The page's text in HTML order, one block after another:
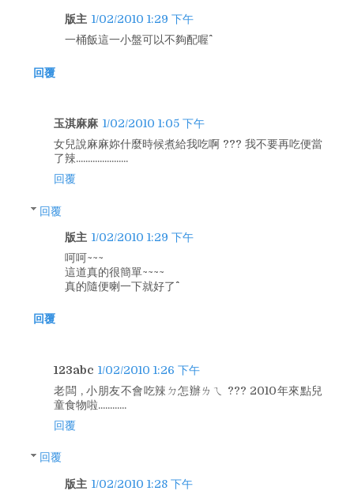
版主 1/02/2010 1:29 下午
一桶飯這一小盤可以不夠配喔^^
回覆
玉淇麻麻 1/02/2010 1:05 下午
女兒說麻麻妳什麼時候煮給我吃啊 ??? 我不要再吃便當
了辣......................
回覆
回覆
版主 1/02/2010 1:29 下午
呵呵~~~
這道真的很簡單~~~~
真的隨便喇一下就好了^^
回覆
123abc 1/02/2010 1:26 下午
老闆 , 小朋友不會吃辣ㄉ怎辦ㄌㄟ ??? 2010年來點兒
童食物啦............
回覆
回覆
版主 1/02/2010 1:28 下午